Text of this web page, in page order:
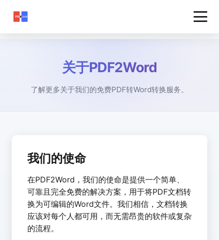
关于PDF2Word
了解更多关于我们的免费PDF转Word转换服务。
我们的使命
在PDF2Word，我们的使命是提供一个简单、
可靠且完全免费的解决方案，用于将PDF文档转
换为可编辑的Word文件。我们相信，文档转换
应该对每个人都可用，而无需昂贵的软件或复杂
的流程。